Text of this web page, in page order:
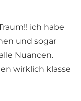
ich habe
und sogar
Nuancen.
wirklich klasse